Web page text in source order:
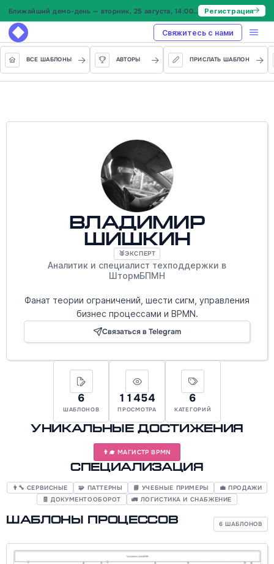
Ближайший демо-день — вторник, 25 августа, 14:00 МСК Регистрация
Свяжитесь с нами
ВСЕ ШАБЛОНЫ АВТОРЫ ПРИСЛАТЬ ШАБЛОН
Владимир
Шишкин
🥈ЭКСПЕРТ
Аналитик и специалист техподдержки в
ШтормБПМН
Фанат теории ограничений, шести сигм, управления
бизнес процессами и BPMN.
Связаться в Telegram
6
ШАБЛОНОВ
11454
ПРОСМОТРА
6
КАТЕГОРИЙ
Уникальные достижения
👨‍🎓 МАГИСТР BPMN
Специализация
👨‍🔧 СЕРВИСНЫЕ 🧩 ПАТТЕРНЫ 📘 УЧЕБНЫЕ ПРИМЕРЫ
💼 ПРОДАЖИ
🧾 ДОКУМЕНТООБОРОТ
🚛 ЛОГИСТИКА И СНАБЖЕНИЕ
Шаблоны процессов 6 ШАБЛОНОВ